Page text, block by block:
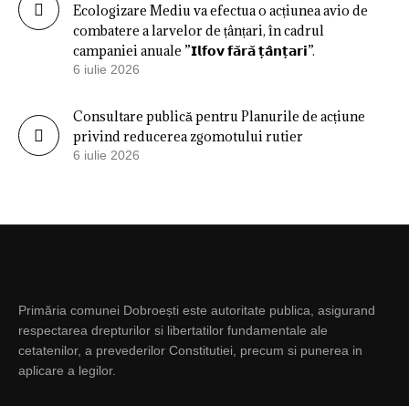
Ecologizare Mediu va efectua o acțiunea avio de
combatere a larvelor de țânțari, în cadrul
campaniei anuale ”𝗜𝗹𝗳𝗼𝘃 𝗳𝗮̆𝗿𝗮̆ 𝘁̦𝗮̂𝗻𝘁̦𝗮𝗿𝗶”.
6 iulie 2026
Consultare publică pentru Planurile de acțiune
privind reducerea zgomotului rutier
6 iulie 2026
Primăria comunei Dobroești este autoritate publica, asigurand
respectarea drepturilor si libertatilor fundamentale ale
cetatenilor, a prevederilor Constitutiei, precum si punerea in
aplicare a legilor.